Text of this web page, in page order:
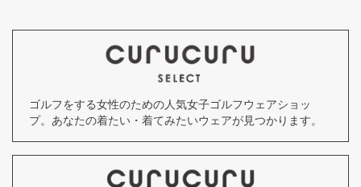
ゴルフをする女性のための人気女子ゴルフウェアショッ
プ。あなたの着たい・着てみたいウェアが見つかります。